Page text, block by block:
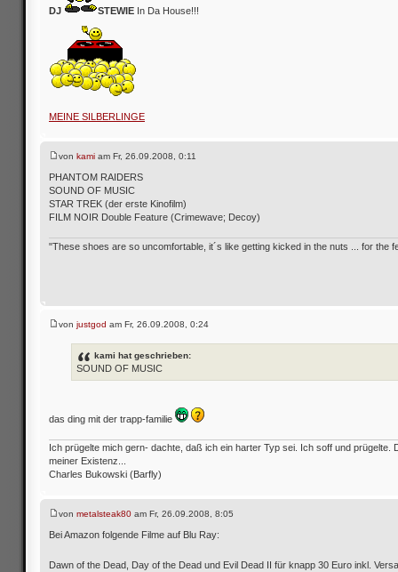
DJ STEWIE In Da House!!!
MEINE SILBERLINGE
von kami am Fr, 26.09.2008, 0:11
PHANTOM RAIDERS
SOUND OF MUSIC
STAR TREK (der erste Kinofilm)
FILM NOIR Double Feature (Crimewave; Decoy)
"These shoes are so uncomfortable, it´s like getting kicked in the nuts ... for the
von justgod am Fr, 26.09.2008, 0:24
kami hat geschrieben:
SOUND OF MUSIC
das ding mit der trapp-familie
Ich prügelte mich gern- dachte, daß ich ein harter Typ sei. Ich soff und prügelte.
meiner Existenz...
Charles Bukowski (Barfly)
von metalsteak80 am Fr, 26.09.2008, 8:05
Bei Amazon folgende Filme auf Blu Ray:
Dawn of the Dead, Day of the Dead und Evil Dead II für knapp 30 Euro inkl.